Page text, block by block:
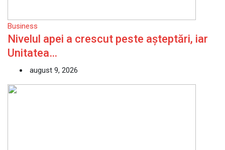
Business
Nivelul apei a crescut peste așteptări, iar
Unitatea…
august 9, 2026